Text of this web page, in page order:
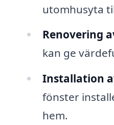
utomhusyta
Renovering
kan ge
Installation
fönster
hem.